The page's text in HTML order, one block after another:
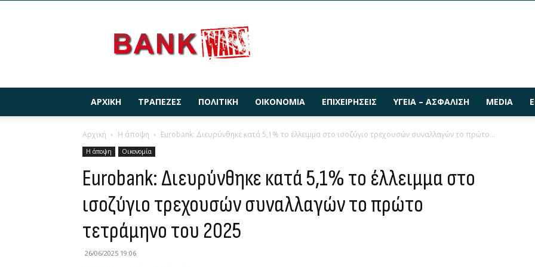
ΑΡΧΙΚΉ ΤΡΆΠΕΖΕΣ ΠΟΛΙΤΙΚΉ ΟΙΚΟΝΟΜΊΑ ΕΠΙΧΕΙΡΉΣΕΙΣ ΥΓΕΊΑ – ΑΣΦΆΛΙΣΗ MEDIA
Αρχική Η άποψη Eurobank: Διευρύνθηκε κατά 5,1% το έλλειμμα στο ισοζύγιο τρεχουσών συναλλαγών το πρώτο...
Η άποψη Οικονομία
Eurobank: Διευρύνθηκε κατά 5,1% το έλλειμμα στο
ισοζύγιο τρεχουσών συναλλαγών το πρώτο
τετράμηνο του 2025
26/06/2025 19:06